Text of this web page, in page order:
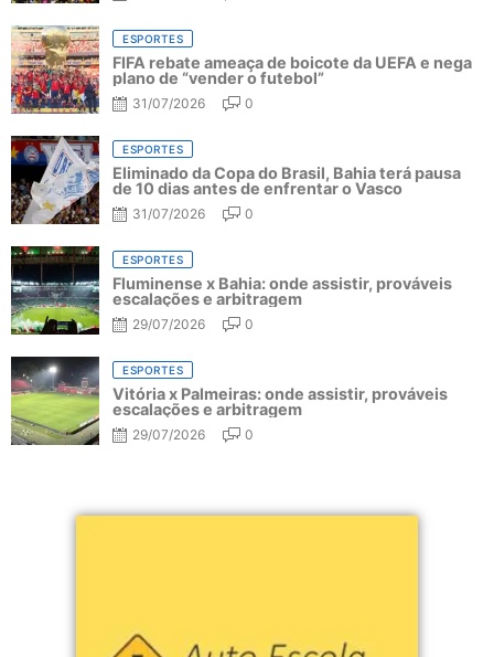
ESPORTES
FIFA rebate ameaça de boicote da UEFA e nega
plano de “vender o futebol”
31/07/2026 0
ESPORTES
Eliminado da Copa do Brasil, Bahia terá pausa
de 10 dias antes de enfrentar o Vasco
31/07/2026 0
ESPORTES
Fluminense x Bahia: onde assistir, prováveis
escalações e arbitragem
29/07/2026 0
ESPORTES
Vitória x Palmeiras: onde assistir, prováveis
escalações e arbitragem
29/07/2026 0